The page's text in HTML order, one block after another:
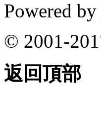
Powered by
© 2001-
返回頂部